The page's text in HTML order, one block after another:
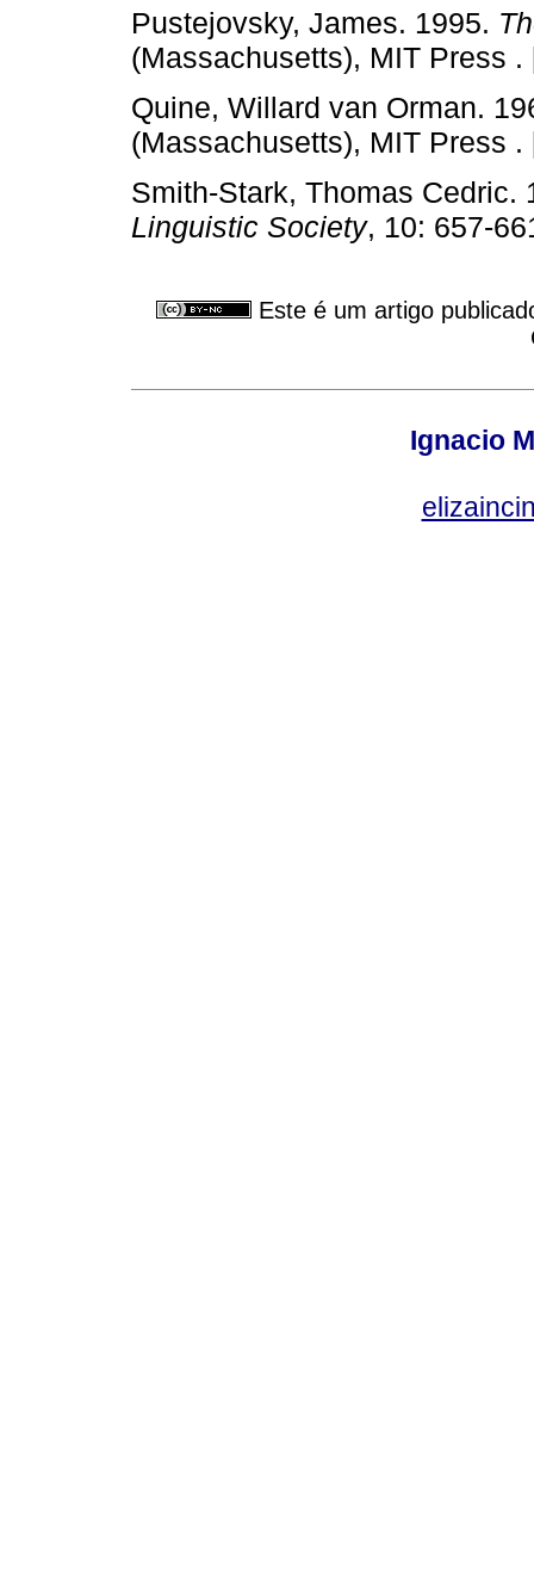
Pustejovsky, James. 1995.
(Massachusetts), MIT Press
Quine, Willard van Orman.
(Massachusetts), MIT Press
Smith-Stark, Thomas
Linguistic Society, 10: 657-
Este é um artigo
Ignacio